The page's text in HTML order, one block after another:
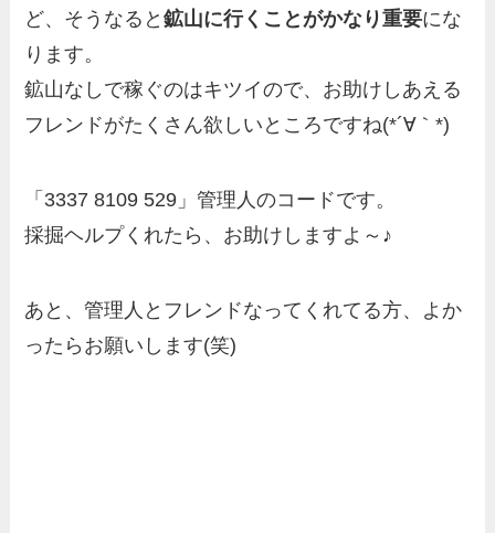
ど、そうなると鉱山に行くことがかなり重要にな
ります。
鉱山なしで稼ぐのはキツイので、お助けしあえる
フレンドがたくさん欲しいところですね(*´∀｀*)
「3337 8109 529」管理人のコードです。
採掘ヘルプくれたら、お助けしますよ～♪
あと、管理人とフレンドなってくれてる方、よか
ったらお願いします(笑)